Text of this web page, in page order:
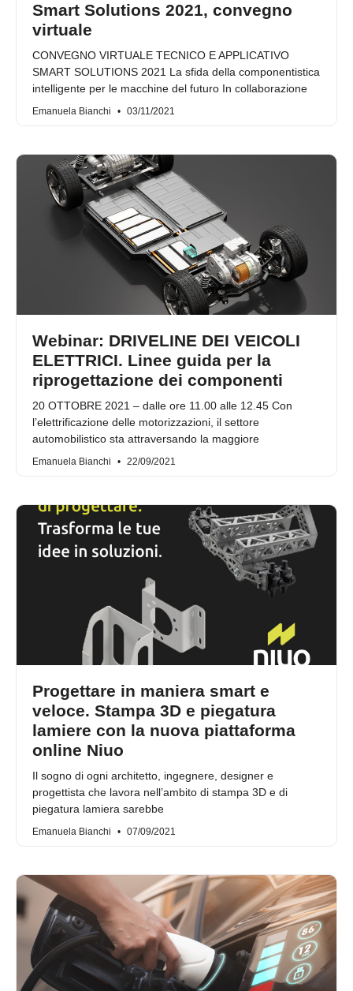
Smart Solutions 2021, convegno
virtuale
CONVEGNO VIRTUALE TECNICO E APPLICATIVO
SMART SOLUTIONS 2021 La sfida della componentistica
intelligente per le macchine del futuro In collaborazione
Emanuela Bianchi 03/11/2021
Webinar: DRIVELINE DEI VEICOLI
ELETTRICI. Linee guida per la
riprogettazione dei componenti
20 OTTOBRE 2021 – dalle ore 11.00 alle 12.45 Con
l’elettrificazione delle motorizzazioni, il settore
automobilistico sta attraversando la maggiore
Emanuela Bianchi 22/09/2021
Progettare in maniera smart e
veloce. Stampa 3D e piegatura
lamiere con la nuova piattaforma
online Niuo
Il sogno di ogni architetto, ingegnere, designer e
progettista che lavora nell’ambito di stampa 3D e di
piegatura lamiera sarebbe
Emanuela Bianchi 07/09/2021